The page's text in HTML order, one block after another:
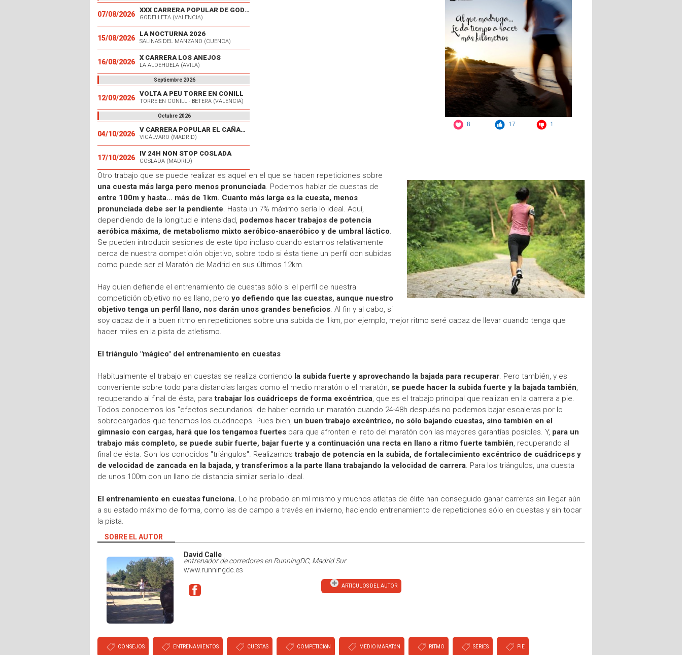
07/08/2026
XXX CARRERA POPULAR DE GODELLETA
GODELLETA (VALENCIA)
15/08/2026
LA NOCTURNA 2026
SALINAS DEL MANZANO (CUENCA)
16/08/2026
X CARRERA LOS ANEJOS
LA ALDEHUELA (AVILA)
Septiembre 2026
12/09/2026
VOLTA A PEU TORRE EN CONILL
TORRE EN CONILL - BETERA (VALENCIA)
Octubre 2026
04/10/2026
V CARRERA POPULAR EL CAÑAVERAL
VICÁLVARO (MADRID)
17/10/2026
IV 24H NON STOP COSLADA
COSLADA (MADRID)
Otro trabajo que se puede realizar es aquel en el que se hacen repeticiones sobre
una cuesta más larga pero menos pronunciada. Podemos hablar de cuestas de
entre 100m y hasta... más de 1km. Cuanto más larga es la cuesta, menos
pronunciada debe ser la pendiente. Hasta un 7% máximo sería lo ideal. Aquí,
dependiendo de la longitud e intensidad, podemos hacer trabajos de potencia
aeróbica máxima, de metabolismo mixto aeróbico-anaeróbico y de umbral láctico.
Se pueden introducir sesiones de este tipo incluso cuando estamos relativamente
cerca de nuestra competición objetivo, sobre todo si ésta tiene un perfil con subidas
como puede ser el Maratón de Madrid en sus últimos 12km.
Hay quien defiende el entrenamiento de cuestas sólo si el perfil de nuestra
competición objetivo no es llano, pero yo defiendo que las cuestas, aunque nuestro
objetivo tenga un perfil llano, nos darán unos grandes beneficios. Al fin y al cabo, si
soy capaz de ir a buen ritmo en repeticiones sobre una subida de 1km, por ejemplo, mejor ritmo seré capaz de llevar cuando tenga que
hacer miles en la pista de atletismo.
El triángulo "mágico" del entrenamiento en cuestas
Habitualmente el trabajo en cuestas se realiza corriendo la subida fuerte y aprovechando la bajada para recuperar. Pero también, y es
conveniente sobre todo para distancias largas como el medio maratón o el maratón, se puede hacer la subida fuerte y la bajada también,
recuperando al final de ésta, paratrabajar los cuádriceps de forma excéntrica, que es el trabajo principal que realizan en la carrera a pie.
Todos conocemos los "efectos secundarios" de haber corrido un maratón cuando 24-48h después no podemos bajar escaleras por lo
sobrecargados que tenemos los cuádriceps. Pues bien, un buen trabajo excéntrico, no sólo bajando cuestas, sino también en el
gimnasio con cargas, hará que los tengamos fuertes para que afronten el reto del maratón con las mayores garantías posibles. Y, para un
trabajo más completo, se puede subir fuerte, bajar fuerte y a continuación una recta en llano a ritmo fuerte también, recuperando al
final de ésta. Son los conocidos "triángulos". Realizamostrabajo de potencia en la subida, de fortalecimiento excéntrico de cuádriceps y
de velocidad de zancada en la bajada, y transferimos a la parte llana trabajando la velocidad de carrera. Para los triángulos, una cuesta
de unos 100m con un llano de distancia similar sería lo ideal.
El entrenamiento en cuestas funciona. Lo he probado en mí mismo y muchos atletas de élite han conseguido ganar carreras sin llegar aún
a su estado máximo de forma, como las de campo a través en invierno, haciendo entrenamiento de repeticiones sólo en cuestas y sin tocar
la pista.
SOBRE EL AUTOR
David Calle
entrenador de corredores en RunningDC, Madrid Sur
www.runningdc.es
ARTICULOS DEL AUTOR
CONSEJOS ENTRENAMIENTOS CUESTAS COMPETICIóN MEDIO MARATóN RITMO SERIES PIE